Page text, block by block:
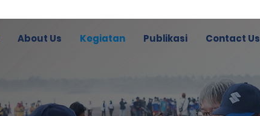
About Us Kegiatan Publikasi Contact Us